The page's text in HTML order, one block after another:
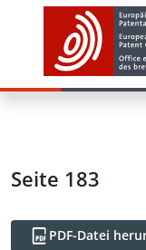
Seite 183
PDF-Datei